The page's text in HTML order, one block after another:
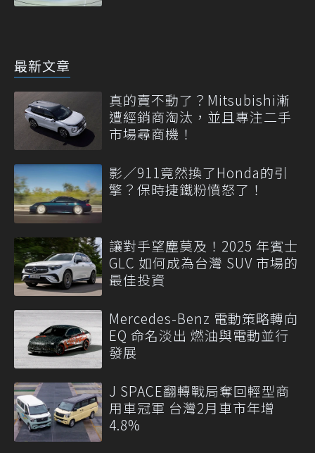
最新文章
真的賣不動了？Mitsubishi漸
遭經銷商淘汰，並且專注二手
市場尋商機！
影／911竟然換了Honda的引
擎？保時捷鐵粉憤怒了！
讓對手望塵莫及！2025 年賓士
GLC 如何成為台灣 SUV 市場的
最佳投資
Mercedes-Benz 電動策略轉向
EQ 命名淡出 燃油與電動並行
發展
J SPACE翻轉戰局奪回輕型商
用車冠軍 台灣2月車市年增
4.8%